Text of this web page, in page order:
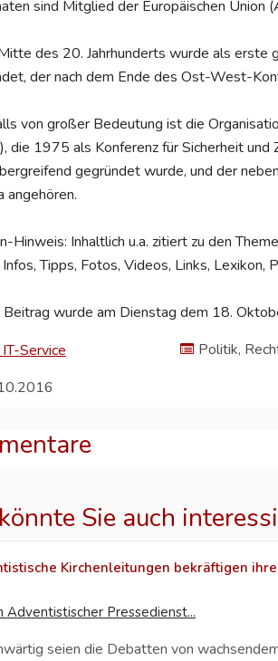
sind Mitglied der Europäischen Union
des 20. Jahrhunderts wurde als erste
der nach dem Ende des Ost-West-
von großer Bedeutung ist die
die 1975 als Konferenz für Sicherheit und
gegründet wurde, und der
angehören.
Hinweis: Inhaltlich u.a. zitiert zu den
Tipps, Fotos, Videos, Links,
Beitrag wurde am Dienstag dem 18.
Service
Politik,
Sie auch
Kirchenleitungen bekräftigen
Adventistischer Pressedienst...
seien die Debatten von